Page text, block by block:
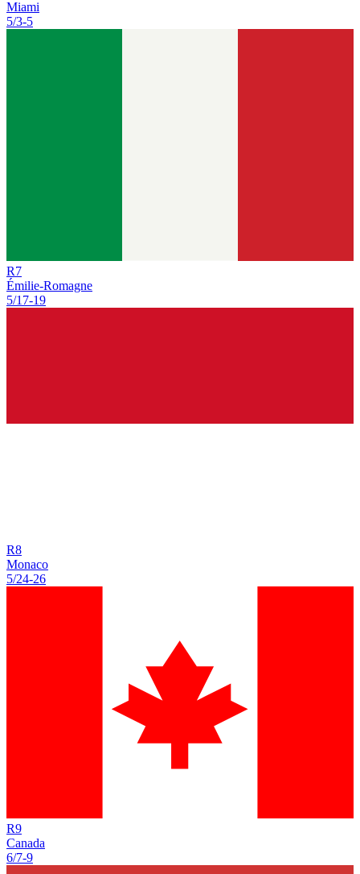
Miami
5/3-5
R7
Émilie-Romagne
5/17-19
R8
Monaco
5/24-26
R9
Canada
6/7-9